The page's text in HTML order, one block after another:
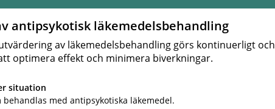
antipsykotisk läkemedelsbehandling
av läkemedelsbehandling görs kontinuerligt och
optimera effekt och minimera biverkningar.
situation
behandlas med antipsykotiska läkemedel.